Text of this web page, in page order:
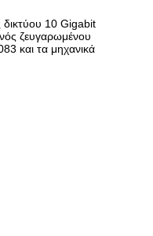
10 Gigabit
ζευγαρωμένου
και τα μηχανικά